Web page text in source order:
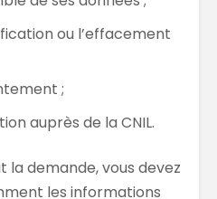
ou l’effacement
;
auprès de la CNIL.
la demande, vous devez
les informations